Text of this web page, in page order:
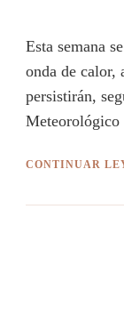
Esta semana
onda de calor,
persistirán,
CONTINUAR